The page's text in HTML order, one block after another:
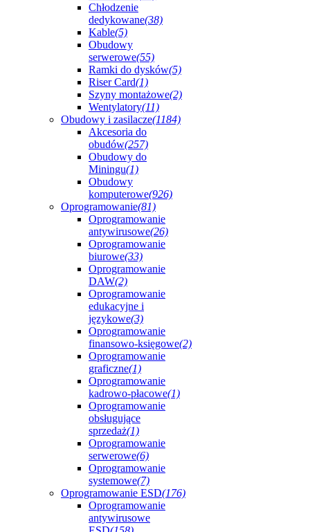
Chłodzenie
dedykowane(38)
Kable(5)
Obudowy
serwerowe(55)
Ramki do dysków(5)
Riser Card(1)
Szyny montażowe(2)
Wentylatory(11)
Obudowy i zasilacze(1184)
Akcesoria do
obudów(257)
Obudowy do
Miningu(1)
Obudowy
komputerowe(926)
Oprogramowanie(81)
Oprogramowanie
antywirusowe(26)
Oprogramowanie
biurowe(33)
Oprogramowanie
DAW(2)
Oprogramowanie
edukacyjne i
językowe(3)
Oprogramowanie
finansowo-księgowe(2)
Oprogramowanie
graficzne(1)
Oprogramowanie
kadrowo-płacowe(1)
Oprogramowanie
obsługujące
sprzedaż(1)
Oprogramowanie
serwerowe(6)
Oprogramowanie
systemowe(7)
Oprogramowanie ESD(176)
Oprogramowanie
antywirusowe